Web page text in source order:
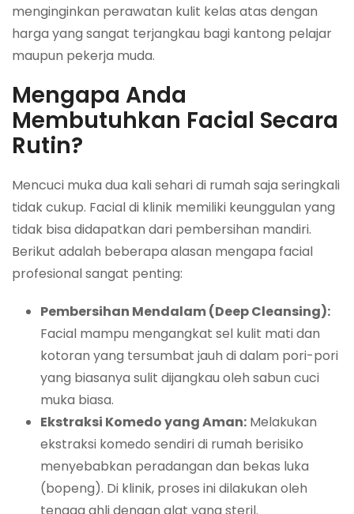
menginginkan perawatan kulit kelas atas dengan
harga yang sangat terjangkau bagi kantong pelajar
maupun pekerja muda.
Mengapa Anda
Membutuhkan Facial Secara
Rutin?
Mencuci muka dua kali sehari di rumah saja seringkali
tidak cukup. Facial di klinik memiliki keunggulan yang
tidak bisa didapatkan dari pembersihan mandiri.
Berikut adalah beberapa alasan mengapa facial
profesional sangat penting:
Pembersihan Mendalam (Deep Cleansing):
Facial mampu mengangkat sel kulit mati dan
kotoran yang tersumbat jauh di dalam pori-pori
yang biasanya sulit dijangkau oleh sabun cuci
muka biasa.
Ekstraksi Komedo yang Aman: Melakukan
ekstraksi komedo sendiri di rumah berisiko
menyebabkan peradangan dan bekas luka
(bopeng). Di klinik, proses ini dilakukan oleh